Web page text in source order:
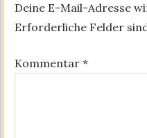
Deine E-Mail-Adresse
Erforderliche Felder
Kommentar *